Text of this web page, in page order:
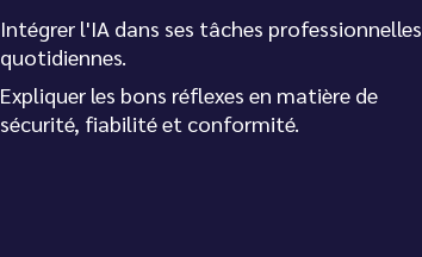
Intégrer l'IA dans ses tâches professionnelles
quotidiennes.
Expliquer les bons réflexes en matière de
sécurité, fiabilité et conformité.